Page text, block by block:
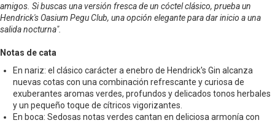
amigos. Si buscas una versión fresca de un cóctel clásico, prueba un
Hendrick's Oasium Pegu Club, una opción elegante para dar inicio a una
salida nocturna".
Notas de cata
En nariz: el clásico carácter a enebro de Hendrick's Gin alcanza
nuevas cotas con una combinación refrescante y curiosa de
exuberantes aromas verdes, profundos y delicados tonos herbales
y un pequeño toque de cítricos vigorizantes.
En boca: Sedosas notas verdes cantan en deliciosa armonía con